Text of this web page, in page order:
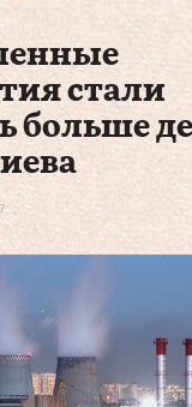
стали
больше